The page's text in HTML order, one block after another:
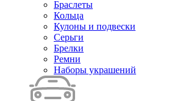
Браслеты
Кольца
Кулоны и подвески
Серьги
Брелки
Ремни
Наборы украшений